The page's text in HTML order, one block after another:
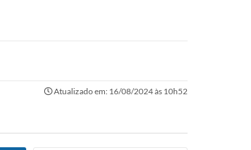
Atualizado em: 16/08/2024 às 10h52